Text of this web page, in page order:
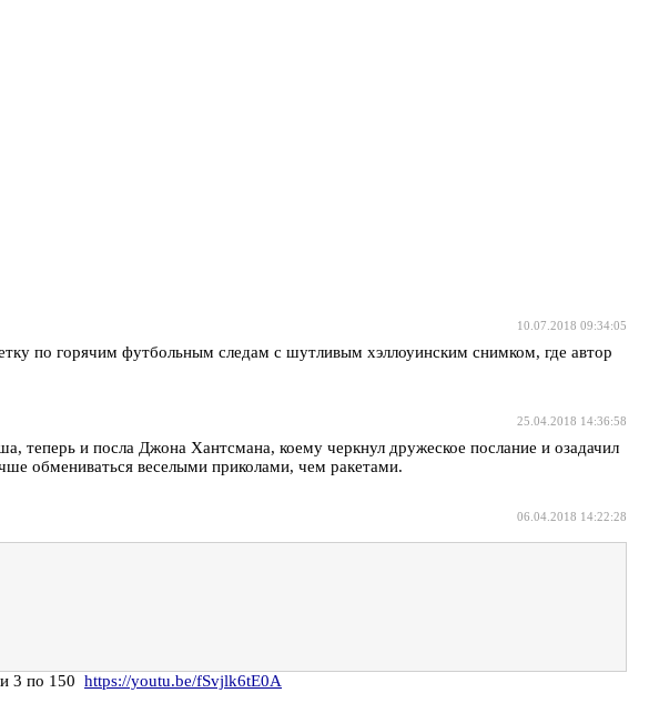
10.07.2018 09:34:05
по горячим футбольным следам с шутливым хэллоуинским снимком, где автор
25.04.2018 14:36:58
теперь и посла Джона Хантсмана, коему черкнул дружеское послание и озадачил
обмениваться веселыми приколами, чем ракетами.
06.04.2018 14:22:28
3 по 150 https://youtu.be/fSvjlk6tE0A